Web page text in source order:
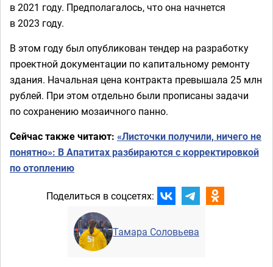
в 2021 году. Предполагалось, что она начнется
в 2023 году.
В этом году был опубликован тендер на разработку
проектной документации по капитальному ремонту
здания. Начальная цена контракта превышала 25 млн
рублей. При этом отдельно были прописаны задачи
по сохранению мозаичного панно.
Сейчас также читают: «Листочки получили, ничего не
понятно»: В Апатитах разбираются с корректировкой
по отоплению
Поделиться в соцсетях:
Тамара Соловьева